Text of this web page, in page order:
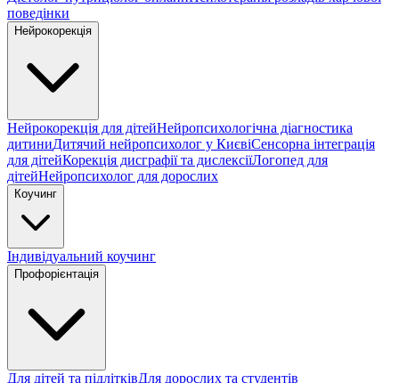
поведінки
Нейрокорекція
Нейрокорекція для дітейНейропсихологічна діагностика
дитиниДитячий нейропсихолог у КиєвіСенсорна інтеграція
для дітейКорекція дисграфії та дислексіїЛогопед для
дітейНейропсихолог для дорослих
Коучинг
Індивідуальний коучинг
Профорієнтація
Для дітей та підлітківДля дорослих та студентів